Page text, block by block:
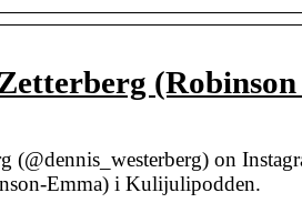
(@dennis_westerberg) on
Emma) i Kulijulipodden.